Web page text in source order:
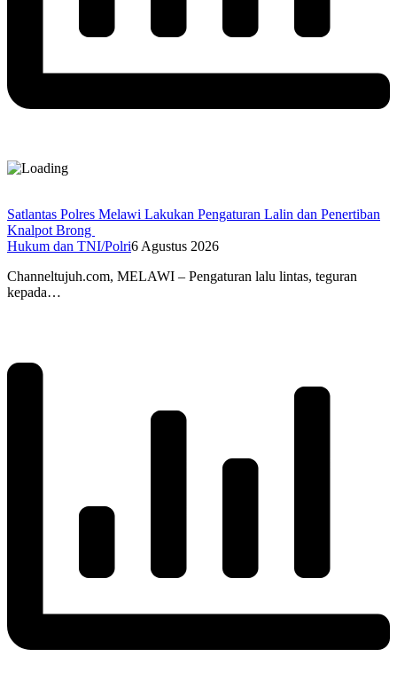
Satlantas Polres Melawi Lakukan Pengaturan Lalin dan Penertiban
Knalpot Brong
Hukum dan TNI/Polri6 Agustus 2026
Channeltujuh.com, MELAWI – Pengaturan lalu lintas, teguran
kepada…